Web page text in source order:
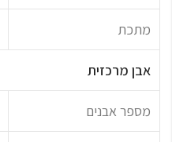
מתכת
אבן מרכזית
מספר אבנים